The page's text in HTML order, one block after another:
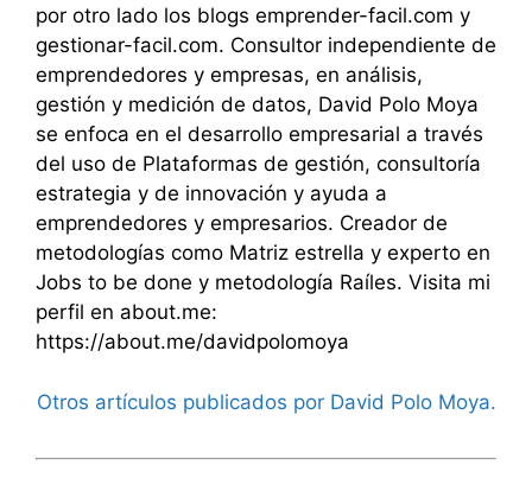
por otro lado los blogs emprender-facil.com y
gestionar-facil.com. Consultor independiente de
emprendedores y empresas, en análisis,
gestión y medición de datos, David Polo Moya
se enfoca en el desarrollo empresarial a través
del uso de Plataformas de gestión, consultoría
estrategia y de innovación y ayuda a
emprendedores y empresarios. Creador de
metodologías como Matriz estrella y experto en
Jobs to be done y metodología Raíles. Visita mi
perfil en about.me:
https://about.me/davidpolomoya
Otros artículos publicados por David Polo Moya.